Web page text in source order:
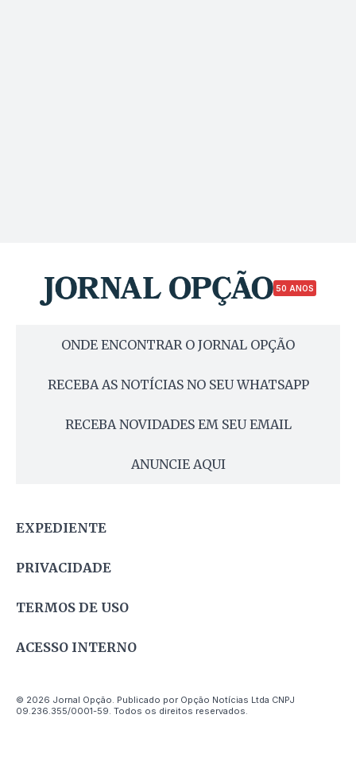
50 ANOS
ONDE ENCONTRAR O JORNAL OPÇÃO
RECEBA AS NOTÍCIAS NO SEU WHATSAPP
RECEBA NOVIDADES EM SEU EMAIL
ANUNCIE AQUI
EXPEDIENTE
PRIVACIDADE
TERMOS DE USO
ACESSO INTERNO
© 2026 Jornal Opção. Publicado por Opção Notícias Ltda CNPJ
09.236.355/0001-59. Todos os direitos reservados.